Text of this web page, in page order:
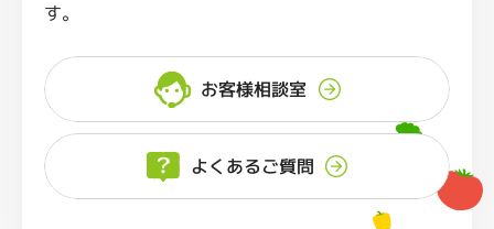
す。
お客様相談室
よくあるご質問